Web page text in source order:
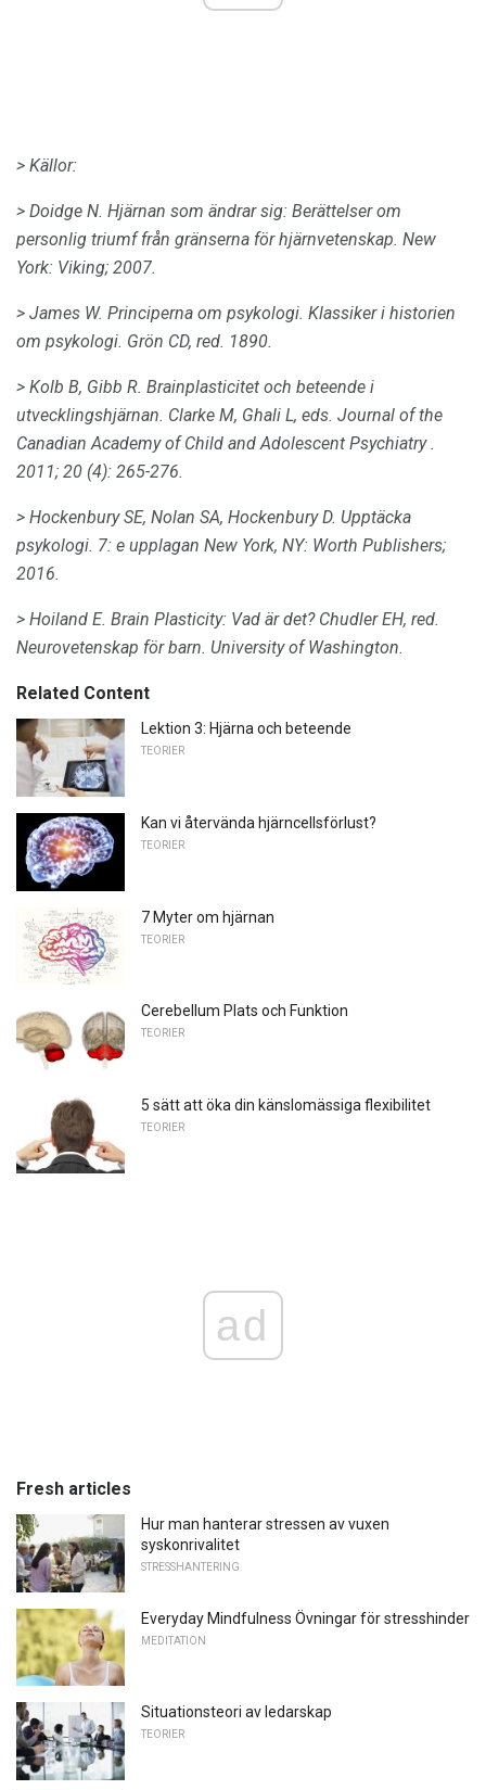
> Källor:
> Doidge N. Hjärnan som ändrar sig: Berättelser om
personlig triumf från gränserna för hjärnvetenskap. New
York: Viking; 2007.
> James W. Principerna om psykologi. Klassiker i historien
om psykologi. Grön CD, red. 1890.
> Kolb B, Gibb R. Brainplasticitet och beteende i
utvecklingshjärnan. Clarke M, Ghali L, eds. Journal of the
Canadian Academy of Child and Adolescent Psychiatry.
2011; 20 (4): 265-276.
> Hockenbury SE, Nolan SA, Hockenbury D. Upptäcka
psykologi. 7: e upplagan New York, NY: Worth Publishers;
2016.
> Hoiland E. Brain Plasticity: Vad är det? Chudler EH, red.
Neurovetenskap för barn. University of Washington.
Related Content
Lektion 3: Hjärna och beteende
TEORIER
Kan vi återvända hjärncellsförlust?
TEORIER
7 Myter om hjärnan
TEORIER
Cerebellum Plats och Funktion
TEORIER
5 sätt att öka din känslomässiga flexibilitet
TEORIER
ad
Fresh articles
Hur man hanterar stressen av vuxen
syskonrivalitet
STRESSHANTERING
Everyday Mindfulness Övningar för stresshinder
MEDITATION
Situationsteori av ledarskap
TEORIER